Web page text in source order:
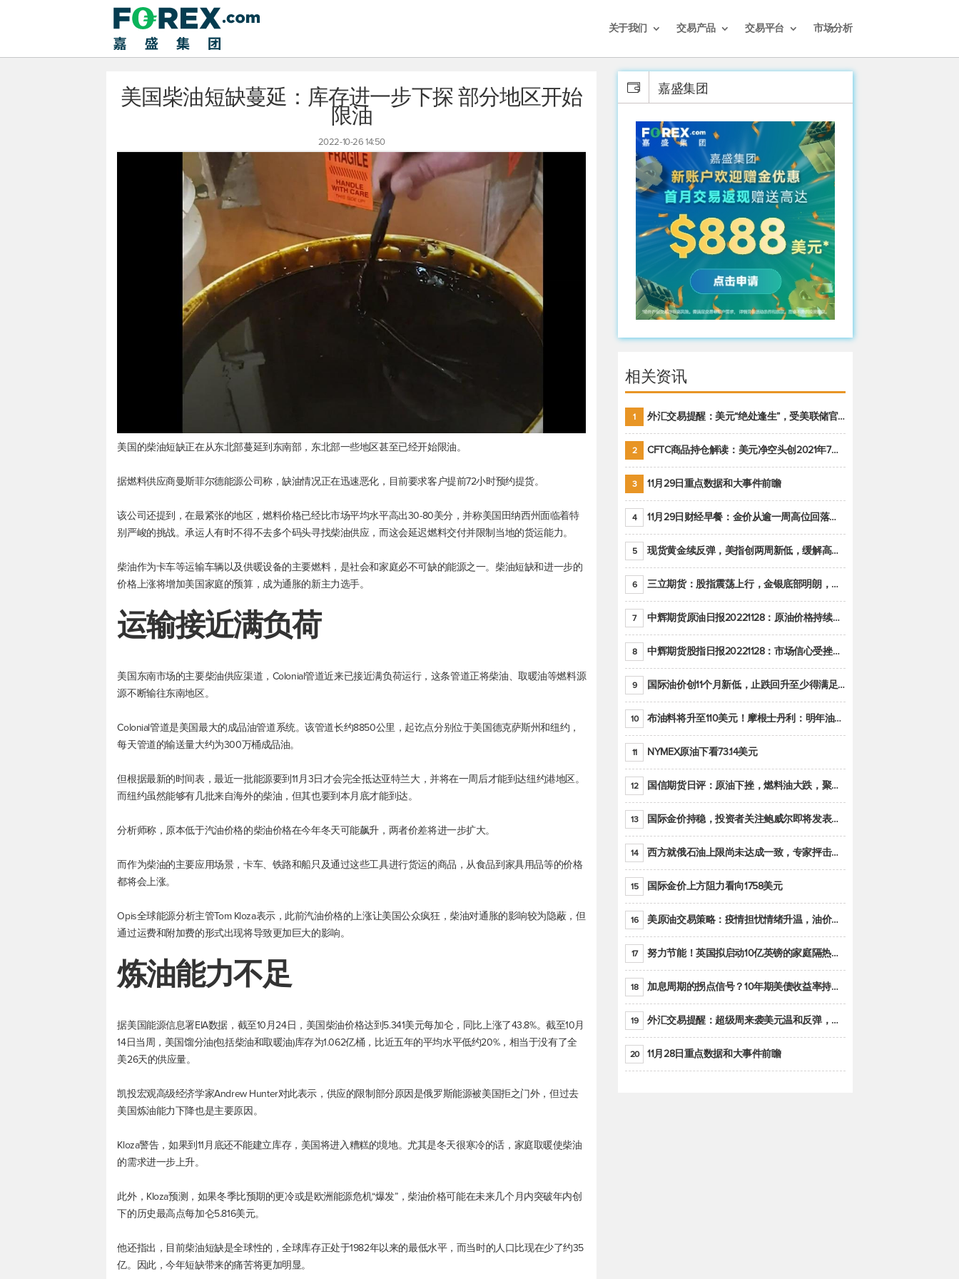
关于我们 交易产品 交易平台 市场分析
美国柴油短缺蔓延：库存进一步下探 部分地区开始
限油
2022-10-26 14:50
美国的柴油短缺正在从东北部蔓延到东南部，东北部一些地区甚至已经开始限油。
据燃料供应商曼斯菲尔德能源公司称，缺油情况正在迅速恶化，目前要求客户提前72小时预约提货。
该公司还提到，在最紧张的地区，燃料价格已经比市场平均水平高出30-80美分，并称美国田纳西州面临着特
别严峻的挑战。承运人有时不得不去多个码头寻找柴油供应，而这会延迟燃料交付并限制当地的货运能力。
柴油作为卡车等运输车辆以及供暖设备的主要燃料，是社会和家庭必不可缺的能源之一。柴油短缺和进一步的
价格上涨将增加美国家庭的预算，成为通胀的新主力选手。
运输接近满负荷
美国东南市场的主要柴油供应渠道，Colonial管道近来已接近满负荷运行，这条管道正将柴油、取暖油等燃料源
源不断输往东南地区。
Colonial管道是美国最大的成品油管道系统。该管道长约8850公里，起讫点分别位于美国德克萨斯州和纽约，
每天管道的输送量大约为300万桶成品油。
但根据最新的时间表，最近一批能源要到11月3日才会完全抵达亚特兰大，并将在一周后才能到达纽约港地区。
而纽约虽然能够有几批来自海外的柴油，但其也要到本月底才能到达。
分析师称，原本低于汽油价格的柴油价格在今年冬天可能飙升，两者价差将进一步扩大。
而作为柴油的主要应用场景，卡车、铁路和船只及通过这些工具进行货运的商品，从食品到家具用品等的价格
都将会上涨。
Opis全球能源分析主管Tom Kloza表示，此前汽油价格的上涨让美国公众疯狂，柴油对通胀的影响较为隐蔽，但
通过运费和附加费的形式出现将导致更加巨大的影响。
炼油能力不足
据美国能源信息署EIA数据，截至10月24日，美国柴油价格达到5.341美元每加仑，同比上涨了43.8%。截至10月
14日当周，美国馏分油(包括柴油和取暖油)库存为1.062亿桶，比近五年的平均水平低约20%，相当于没有了全
美26天的供应量。
凯投宏观高级经济学家Andrew Hunter对此表示，供应的限制部分原因是俄罗斯能源被美国拒之门外，但过去
美国炼油能力下降也是主要原因。
Kloza警告，如果到11月底还不能建立库存，美国将进入糟糕的境地。尤其是冬天很寒冷的话，家庭取暖使柴油
的需求进一步上升。
此外，Kloza预测，如果冬季比预期的更冷或是欧洲能源危机“爆发”，柴油价格可能在未来几个月内突破年内创
下的历史最高点每加仑5.816美元。
他还指出，目前柴油短缺是全球性的，全球库存正处于1982年以来的最低水平，而当时的人口比现在少了约35
亿。因此，今年短缺带来的痛苦将更加明显。
嘉盛集团
相关资讯
1 外汇交易提醒：美元“绝处逢生”，受美联储官员鹰派讲话支撑
2 CFTC商品持仓解读：美元净空头创2021年7月以来最大，黄金期货投机性净多头头寸减少
3 11月29日重点数据和大事件前瞻
4 11月29日财经早餐：金价从逾一周高位回落，美联储官员重申鹰派立场推动美元回升
5 现货黄金续反弹，美指创两周新低，缓解高通胀美国须治本
6 三立期货：股指震荡上行，金银底部明朗，原油偏弱走势(20221128收评)
7 中辉期货原油日报20221128：原油价格持续下降，市场关注OPEC+新一轮产能政策
8 中辉期货股指日报20221128：市场信心受挫，股指全线回调
9 国际油价创11个月新低，止跌回升至少得满足二大条件之一
10 布油料将升至110美元！摩根士丹利：明年油市面临七大不确定性
11 NYMEX原油下看73.14美元
12 国信期货日评：原油下挫，燃料油大跌，聚烯烃谨慎回调
13 国际金价持稳，投资者关注鲍威尔即将发表的讲话
14 西方就俄石油上限尚未达成一致，专家抨击限价是无用功
15 国际金价上方阻力看向1758美元
16 美原油交易策略：疫情担忧情绪升温，油价跌创年内新低
17 努力节能！英国拟启动10亿英镑的家庭隔热工程 减少能源消耗
18 加息周期的拐点信号？10年期美债收益率持续低于联邦基金利率目标区间
19 外汇交易提醒：超级周来袭美元温和反弹，警惕筑底可能性
20 11月28日重点数据和大事件前瞻